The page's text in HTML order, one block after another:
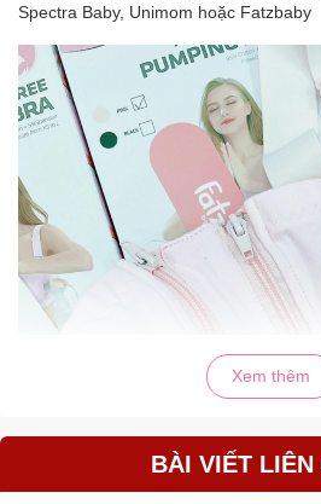
Spectra Baby, Unimom hoặc Fatzbaby
Xem thêm
BÀI VIẾT LIÊN